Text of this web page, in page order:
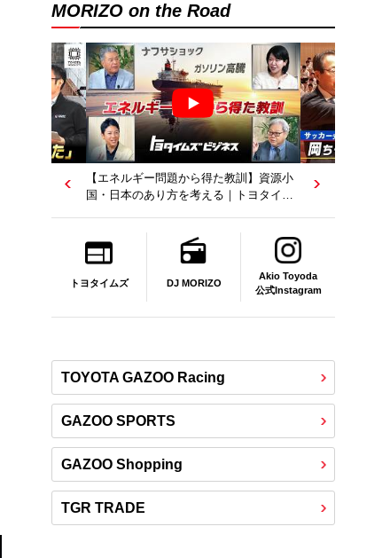
MORIZO on the Road
【エネルギー問題から得た教訓】資源小
国・日本のあり方を考える｜トヨタイム
トヨタイムズ DJ MORIZO
Akio Toyoda
公式Instagram
TOYOTA GAZOO Racing
GAZOO SPORTS
GAZOO Shopping
TGR TRADE